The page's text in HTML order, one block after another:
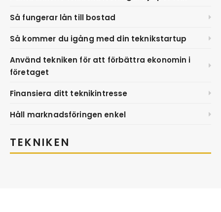
Så fungerar lån till bostad
Så kommer du igång med din teknikstartup
Använd tekniken för att förbättra ekonomin i
företaget
Finansiera ditt teknikintresse
Håll marknadsföringen enkel
TEKNIKEN